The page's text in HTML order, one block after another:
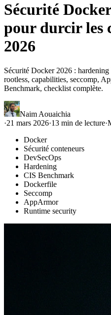
Sécurité
pour durcir les
2026
Sécurité Docker 2026 :
rootless, capabilities, seccomp,
Benchmark, checklist complète.
Naim Aouaichia
·21 mars 2026·13 min de lecture·
Docker
Sécurité conteneurs
DevSecOps
Hardening
CIS Benchmark
Dockerfile
Seccomp
AppArmor
Runtime security